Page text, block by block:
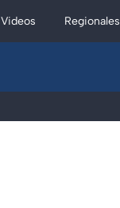
Videos Regionales